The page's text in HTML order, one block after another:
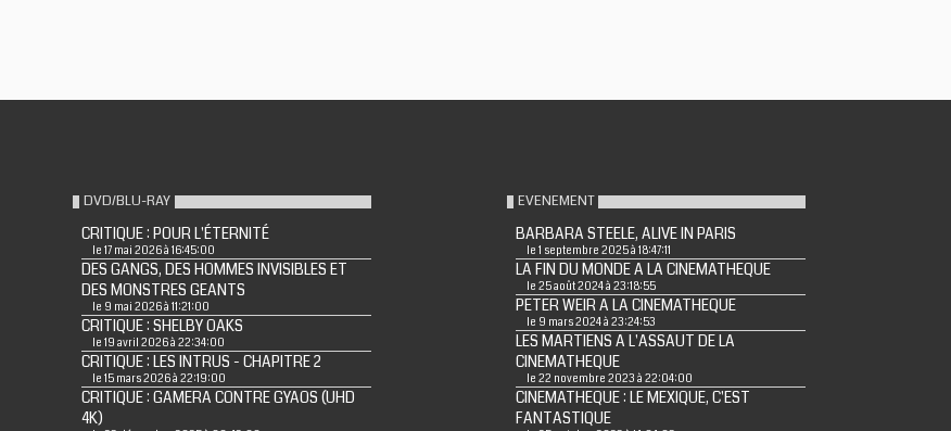
DVD/BLU-RAY
CRITIQUE : POUR L'ÉTERNITÉ
le 17 mai 2026 à 16:45:00
DES GANGS, DES HOMMES INVISIBLES ET
DES MONSTRES GEANTS
le 9 mai 2026 à 11:21:00
CRITIQUE : SHELBY OAKS
le 19 avril 2026 à 22:34:00
CRITIQUE : LES INTRUS - CHAPITRE 2
le 15 mars 2026 à 22:19:00
CRITIQUE : GAMERA CONTRE GYAOS (UHD
4K)
EVENEMENT
BARBARA STEELE, ALIVE IN PARIS
le 1 septembre 2025 à 18:47:11
LA FIN DU MONDE A LA CINEMATHEQUE
le 25 août 2024 à 23:18:55
PETER WEIR A LA CINEMATHEQUE
le 9 mars 2024 à 23:24:53
LES MARTIENS A L'ASSAUT DE LA
CINEMATHEQUE
le 22 novembre 2023 à 22:04:00
CINEMATHEQUE : LE MEXIQUE, C'EST
FANTASTIQUE